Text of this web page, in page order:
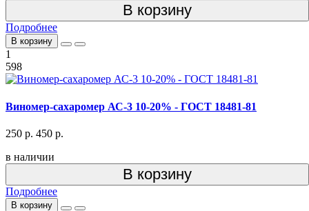
В корзину
Подробнее
В корзину
1
598
Виномер-сахаромер АС-3 10-20% - ГОСТ 18481-81
250 р. 450 р.
в наличии
В корзину
Подробнее
В корзину